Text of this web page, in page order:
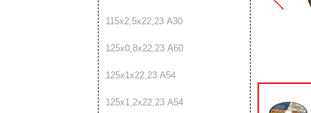
115х2,5х22,23 А30
125х0,8х22,23 А60
125х1х22,23 А54
125х1,2х22,23 А54